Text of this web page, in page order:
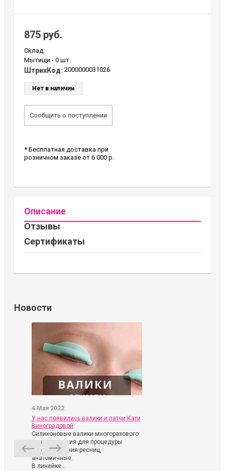
875 руб.
Склад:
Мытищи - 0 шт.
ШтрихКод: 2000000031026
Нет в наличии
Сообщить о поступлении
* Бесплатная доставка при
розничном заказе от 6 000 р.
Описание
Отзывы
Сертификаты
Новости
4 Мая 2022
У нас появились валики и патчи Кати
Виноградовой
Силиконовые валики многоразового
использования для процедуры
ламинирования ресниц,
анатомичные.
В линейке...